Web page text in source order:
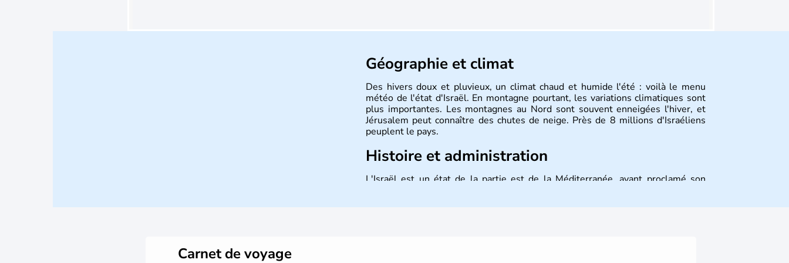
Géographie et climat
Des hivers doux et pluvieux, un climat chaud et humide l'été : voilà le menu
météo de l'état d'Israël. En montagne pourtant, les variations climatiques sont
plus importantes. Les montagnes au Nord sont souvent enneigées l'hiver, et
Jérusalem peut connaître des chutes de neige. Près de 8 millions d'Israéliens
peuplent le pays.
Histoire et administration
L'Israël est un état de la partie est de la Méditerranée, ayant proclamé son
Carnet de voyage